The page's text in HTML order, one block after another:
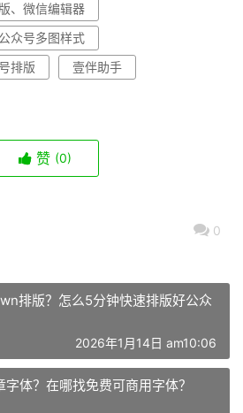
、微信编辑器
公众号多图样式
排版
壹伴助手
赞 (0)
0
排版？怎么5分钟快速排版好公众
2026年1月14日 am10:06
体？在哪找免费可商用字体？